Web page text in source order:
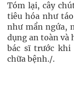
Tóm lại, cây
tiêu hóa như
như mẩn ngứa,
dụng an toàn và
bác sĩ trước khi
chữa bệnh./.